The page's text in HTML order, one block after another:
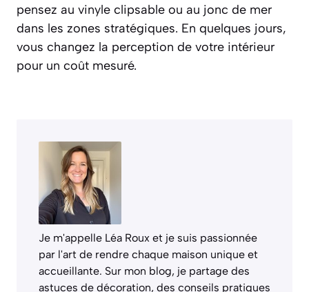
pensez au vinyle clipsable ou au jonc de mer
dans les zones stratégiques. En quelques jours,
vous changez la perception de votre intérieur
pour un coût mesuré.
Je m'appelle Léa Roux et je suis passionnée
par l'art de rendre chaque maison unique et
accueillante. Sur mon blog, je partage des
astuces de décoration, des conseils pratiques